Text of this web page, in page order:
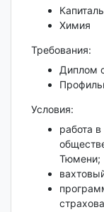
Химия
Требования:
Диплом
Условия:
работа
Тюмени;